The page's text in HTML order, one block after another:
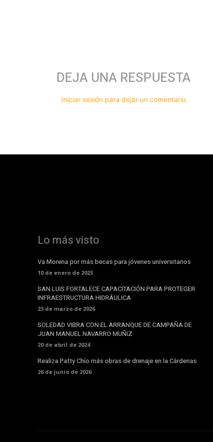
DEJA UNA RESPUESTA
Iniciar sesión para dejar un comentario
Lo más visto
Va Morena por más becas para jóvenes universitarios
10 de enero de 2023
SAN LUIS FORTALECE CAPACITACIÓN PARA PROTEGER
INFRAESTRUCTURA HIDRÁULICA
23 de marzo de 2026
SOLEDAD VIBRA CON EL ARRANQUE DE CAMPAÑA DE
JUAN MANUEL NAVARRO MUÑIZ
20 de abril de 2024
Realiza Patty Chío más obras de drenaje en la Cárdenas
26 de junio de 2026